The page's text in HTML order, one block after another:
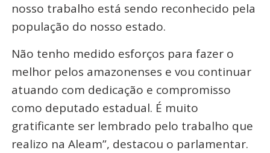
nosso trabalho está sendo reconhecido pela
população do nosso estado.
Não tenho medido esforços para fazer o
melhor pelos amazonenses e vou continuar
atuando com dedicação e compromisso
como deputado estadual. É muito
gratificante ser lembrado pelo trabalho que
realizo na Aleam”, destacou o parlamentar.